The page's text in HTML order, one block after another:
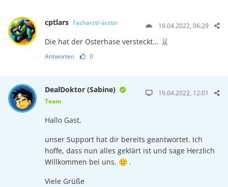
cptlars Facharzt/-ärztin 19.04.2022, 06:29
Die hat der Osterhase versteckt… 🐰
Antworten 0
DealDoktor (Sabine)
Team
19.04.2022, 12:01
Hallo Gast,
unser Support hat dir bereits geantwortet. Ich
hoffe, dass nun alles geklärt ist und sage Herzlich
Willkommen bei uns. 🙂 .
Viele Grüße